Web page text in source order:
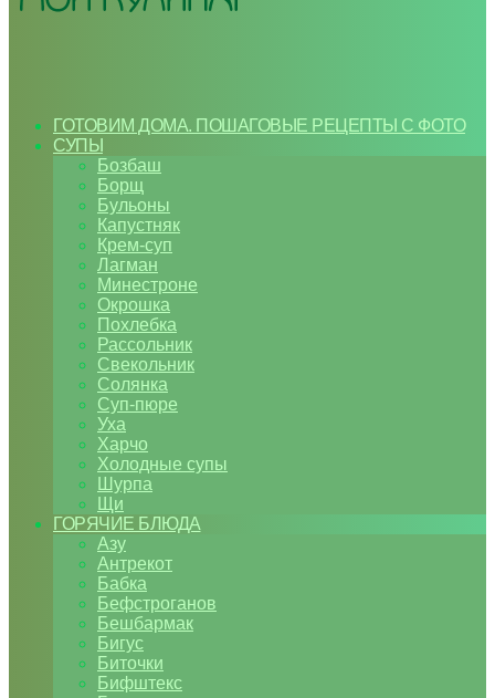
ГОТОВИМ ДОМА. ПОШАГОВЫЕ РЕЦЕПТЫ С ФОТО
СУПЫ
Бозбаш
Борщ
Бульоны
Капустняк
Крем-суп
Лагман
Минестроне
Окрошка
Похлебка
Рассольник
Свекольник
Солянка
Суп-пюре
Уха
Харчо
Холодные супы
Шурпа
Щи
ГОРЯЧИЕ БЛЮДА
Азу
Антрекот
Бабка
Бефстроганов
Бешбармак
Бигус
Биточки
Бифштекс